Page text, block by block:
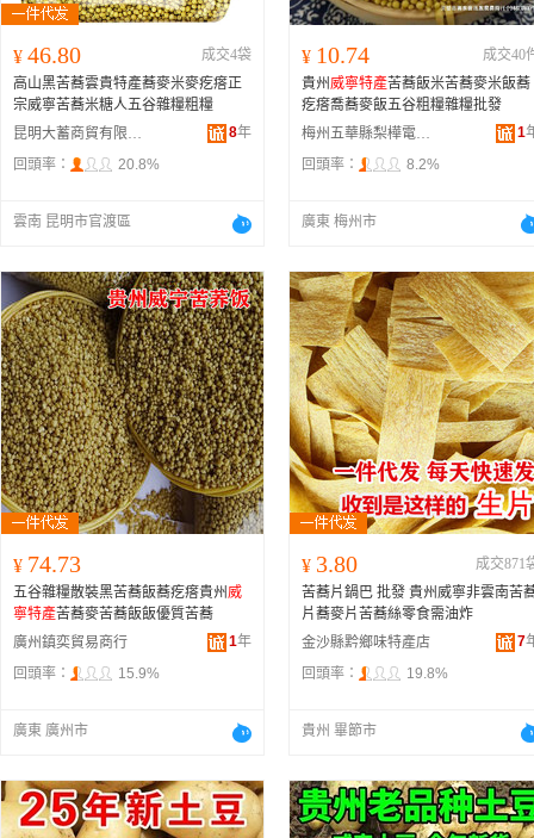
¥ 46.80
成交4袋
高山黑苦蕎雲貴特產蕎麥米麥疙瘩正
宗威寧苦蕎米糖人五谷雜糧粗糧
昆明大蓄商貿有限公司
8年
回頭率：
20.8%
雲南 昆明市官渡區
¥ 10.74
成交40
貴州威寧特產苦蕎飯米苦蕎麥米飯蕎
疙瘩喬蕎麥飯五谷粗糧雜糧批發
梅州五華縣梨樺電子商務有限公司
1
回頭率：
8.2%
廣東 梅州市
¥ 74.73
五谷雜糧散裝黑苦蕎飯蕎疙瘩貴州威
寧特產苦蕎麥苦蕎飯飯優質苦蕎
廣州鎮奕貿易商行
1年
回頭率：
15.9%
廣東 廣州市
¥ 3.80
成交871
苦蕎片鍋巴 批發 貴州威寧非雲南苦
片蕎麥片苦蕎絲零食需油炸
金沙縣黔鄉味特產店
7
回頭率：
19.8%
貴州 畢節市